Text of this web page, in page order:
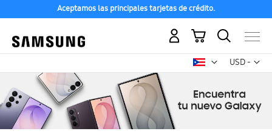
Aceptamos las principales tarjetas de crédito.
USD -
dólar
Mi carrito